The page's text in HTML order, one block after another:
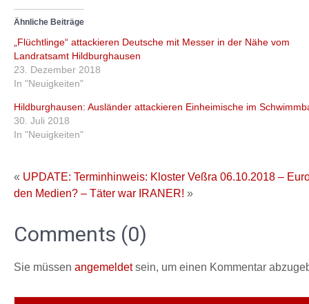
Ähnliche Beiträge
„Flüchtlinge“ attackieren Deutsche mit Messer in der Nähe vom
Landratsamt Hildburghausen
23. Dezember 2018
In "Neuigkeiten"
Hildburghausen: Ausländer attackieren Einheimische im
30. Juli 2018
In "Neuigkeiten"
« UPDATE: Terminhinweis: Kloster Veßra 06.10.2018 –
den Medien? – Täter war IRANER! »
Comments (0)
Sie müssen angemeldetsein, um einen Kommentar